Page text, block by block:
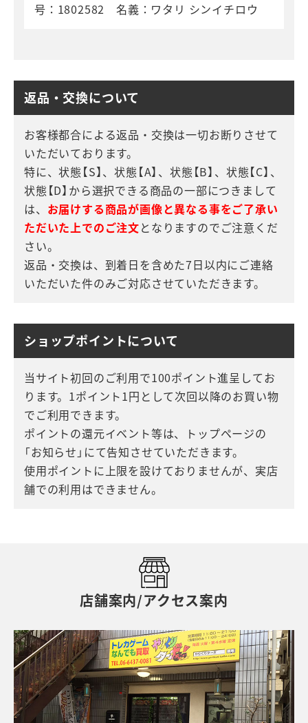
号：1802582 名義：ワタリ シンイチロウ
返品・交換について
お客様都合による返品・交換は一切お断りさせて
いただいております。
特に、状態【S】、状態【A】、状態【B】、状態【C】、
状態【D】から選択できる商品の一部につきまして
は、 お届けする商品が画像と異なる事をご了承い
ただいた上でのご注文となりますのでご注意くだ
さい。
返品・交換は、到着日を含めた7日以内にご連絡
いただいた件のみご対応させていただきます。
ショップポイントについて
当サイト初回のご利用で100ポイント進呈してお
ります。1ポイント1円として次回以降のお買い物
でご利用できます。
ポイントの還元イベント等は、トップページの
「お知らせ」にて告知させていただきます。
使用ポイントに上限を設けておりませんが、実店
舗での利用はできません。
店舗案内/アクセス案内